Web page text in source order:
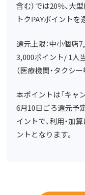
含む）では20％、大
トクPAYポイントを
還元上限：中小個店
3,000ポイント/ 1人
（医療機関・タクシ
本ポイントは「キャ
6月10日ごろ還元予
イントで、利用・加
ントとなります。